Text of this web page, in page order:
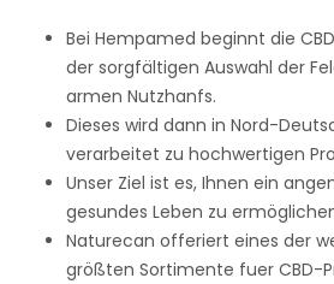
Bei Hempamed beginnt die
der sorgfältigen Auswahl der
armen Nutzhanfs.
Dieses wird dann in Nord-
verarbeitet zu hochwertigen
Unser Ziel ist es, Ihnen ein
gesundes Leben zu
Naturecan offeriert eines der
größten Sortimente fuer CBD-